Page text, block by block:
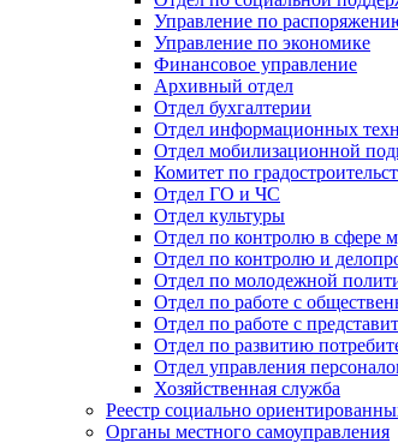
Управление по
Управление по экономике
Финансовое управление
Архивный отдел
Отдел бухгалтерии
Отдел информационных
Отдел мобилизационной
Комитет по
Отдел ГО и ЧС
Отдел культуры
Отдел по контролю в сфере
Отдел по контролю и
Отдел по молодежной
Отдел по работе с
Отдел по работе с
Отдел по развитию
Отдел управления
Хозяйственная служба
Реестр социально
Органы местного самоуправления